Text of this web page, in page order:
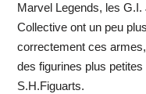
Marvel Legends, les
Collective ont un peu
correctement ces
des figurines plus
S.H.Figuarts.